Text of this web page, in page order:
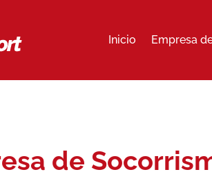
Inicio Empresa
de